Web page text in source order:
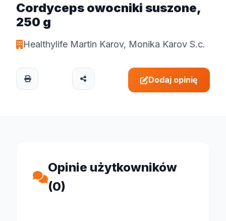
Cordyceps owocniki suszone,
250 g
Healthylife Martin Karov, Monika Karov S.c.
Dodaj opinię
Opinie użytkowników
(0)